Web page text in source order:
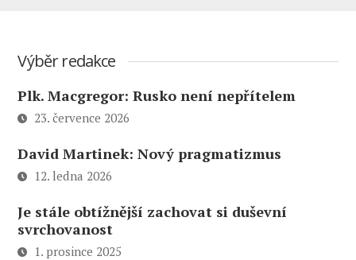
Výběr redakce
Plk. Macgregor: Rusko není nepřítelem
23. července 2026
David Martinek: Nový pragmatizmus
12. ledna 2026
Je stále obtížnější zachovat si duševní
svrchovanost
1. prosince 2025